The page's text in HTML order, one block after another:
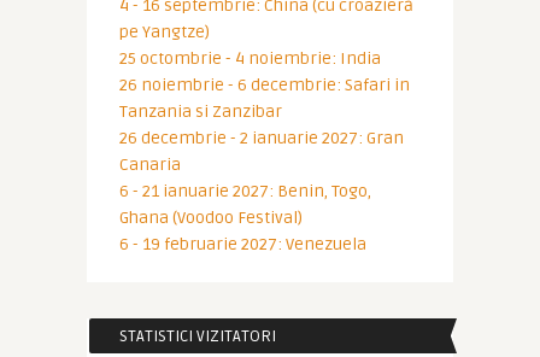
4 - 16 septembrie: China (cu croazieră
pe Yangtze)
25 octombrie - 4 noiembrie: India
26 noiembrie - 6 decembrie: Safari in
Tanzania si Zanzibar
26 decembrie - 2 ianuarie 2027: Gran
Canaria
6 - 21 ianuarie 2027: Benin, Togo,
Ghana (Voodoo Festival)
6 - 19 februarie 2027: Venezuela
STATISTICI VIZITATORI